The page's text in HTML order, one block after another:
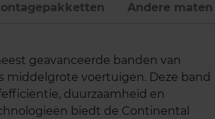
Andere maten
geavanceerde banden van
middelgrote voertuigen. Deze band
duurzaamheid en
biedt de Continental